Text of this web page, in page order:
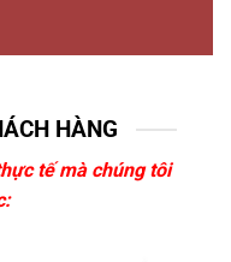
HÀNG
tế mà chúng tôi